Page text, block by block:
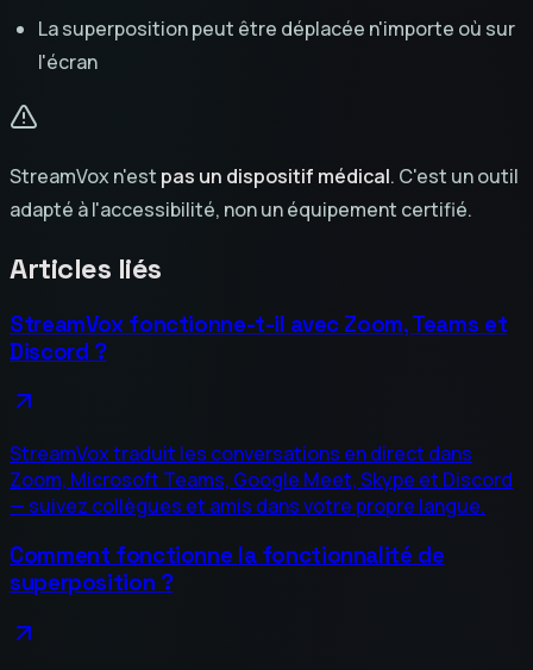
La superposition peut être déplacée n'importe où sur
l'écran
StreamVox n'est pas un dispositif médical. C'est un outil
adapté à l'accessibilité, non un équipement certifié.
Articles liés
StreamVox fonctionne-t-il avec Zoom, Teams et
Discord ?
StreamVox traduit les conversations en direct dans
Zoom, Microsoft Teams, Google Meet, Skype et Discord
— suivez collègues et amis dans votre propre langue.
Comment fonctionne la fonctionnalité de
superposition ?